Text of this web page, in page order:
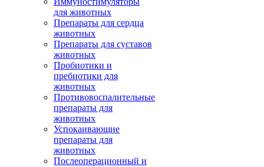
для животных
Препараты для сердца
животных
Препараты для суставов
животных
Пробиотики и
пребиотики для
животных
Противовоспалительные
препараты для
животных
Успокаивающие
препараты для
животных
Послеоперационный и